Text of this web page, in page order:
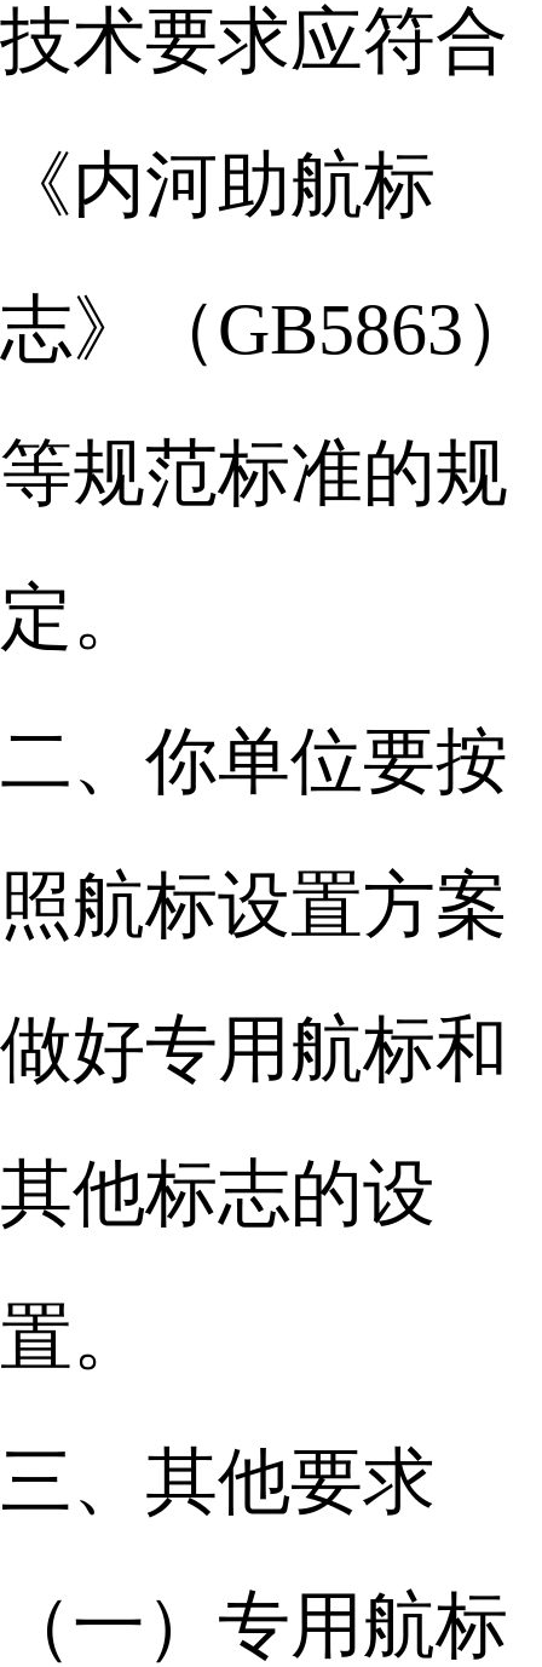
技术要求应符合
《内河助航标
志》（GB5863）
等规范标准的规
定。
二、你单位要按
照航标设置方案
做好专用航标和
其他标志的设
置。
三、其他要求
（一）专用航标